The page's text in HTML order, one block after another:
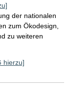
der nationalen
zum Ökodesign,
zu weiteren
hierzu]